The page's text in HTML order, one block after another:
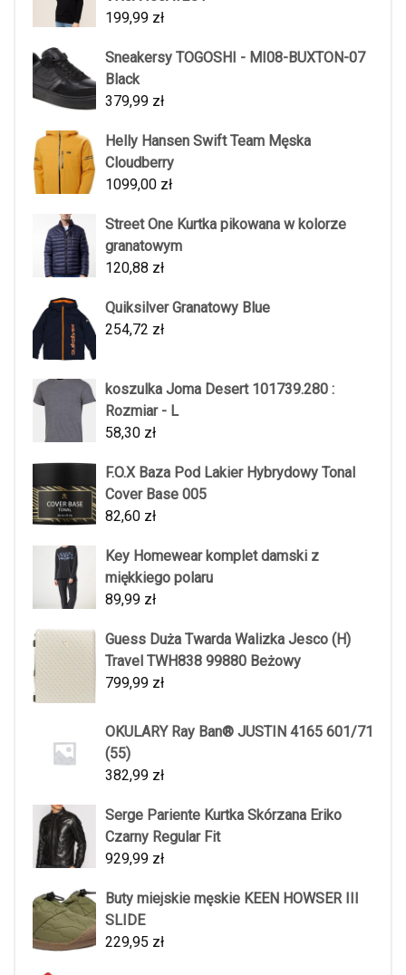
199,99 zł
Sneakersy TOGOSHI - MI08-BUXTON-07
Black
379,99 zł
Helly Hansen Swift Team Męska
Cloudberry
1099,00 zł
Street One Kurtka pikowana w kolorze
granatowym
120,88 zł
Quiksilver Granatowy Blue
254,72 zł
koszulka Joma Desert 101739.280 :
Rozmiar - L
58,30 zł
F.O.X Baza Pod Lakier Hybrydowy Tonal
Cover Base 005
82,60 zł
Key Homewear komplet damski z
miękkiego polaru
89,99 zł
Guess Duża Twarda Walizka Jesco (H)
Travel TWH838 99880 Beżowy
799,99 zł
OKULARY Ray Ban® JUSTIN 4165 601/71
(55)
382,99 zł
Serge Pariente Kurtka Skórzana Eriko
Czarny Regular Fit
929,99 zł
Buty miejskie męskie KEEN HOWSER III
SLIDE
229,95 zł